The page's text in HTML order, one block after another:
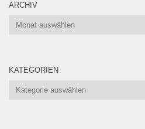
ARCHIV
Archiv
KATEGORIEN
Kategorien